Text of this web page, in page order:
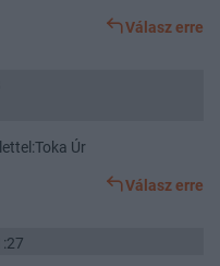
Válasz erre
Úr
Válasz erre